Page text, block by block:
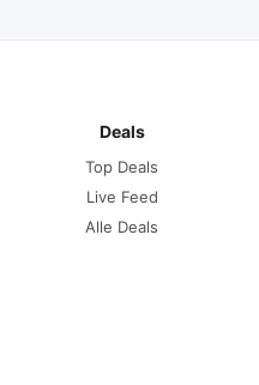
Deals
Top Deals
Live Feed
Alle Deals